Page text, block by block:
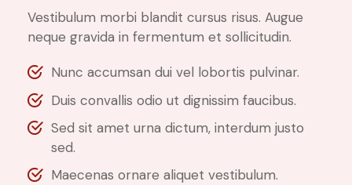
Vestibulum morbi blandit cursus risus. Augue
neque gravida in fermentum et sollicitudin.
Nunc accumsan dui vel lobortis pulvinar.
Duis convallis odio ut dignissim faucibus.
Sed sit amet urna dictum, interdum justo
sed.
Maecenas ornare aliquet vestibulum.